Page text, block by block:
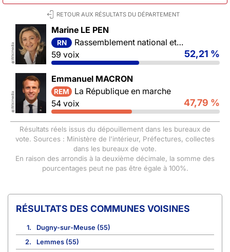
RETOUR AUX RÉSULTATS DU DÉPARTEMENT
©
Wikimedia
Marine LE PEN
RN
Rassemblement national et ses alliés
59 voix
52,21 %
©
Wikimedia
Emmanuel MACRON
REM
La République en marche
54 voix
47,79 %
Résultats réels issus du dépouillement dans les bureaux de
vote. Sources : Ministère de l'intérieur, Préfectures, collectes
dans les bureaux de vote.
En raison des arrondis à la deuxième décimale, la somme des
pourcentages peut ne pas être égale à 100%.
COMMUNES VOISINES
1.
Dugny-sur-Meuse (55)
2.
Lemmes (55)